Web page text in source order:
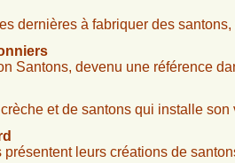
dernières à fabriquer des
Santons, devenu une référence
et de santons qui installe
leurs créations de